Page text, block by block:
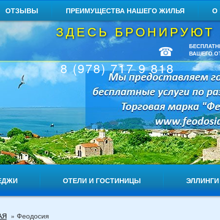
ОТЗЫВЫ ПРЕИМУЩЕСТВА НАШЕГО ЖИЛЬЯ О
ЗДЕСЬ
☎
8 (978) 717 9 818
ВАШЕГО
ОТЕЛИ И ГОСТИНИЦЫ ЭЛЛИНГИ
» Феодосия